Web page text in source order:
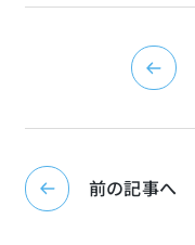
前の記事へ